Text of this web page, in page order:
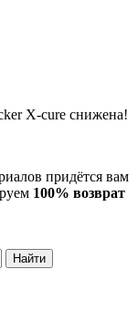
X-cure снижена!
придётся вам
100% возврат
Найти